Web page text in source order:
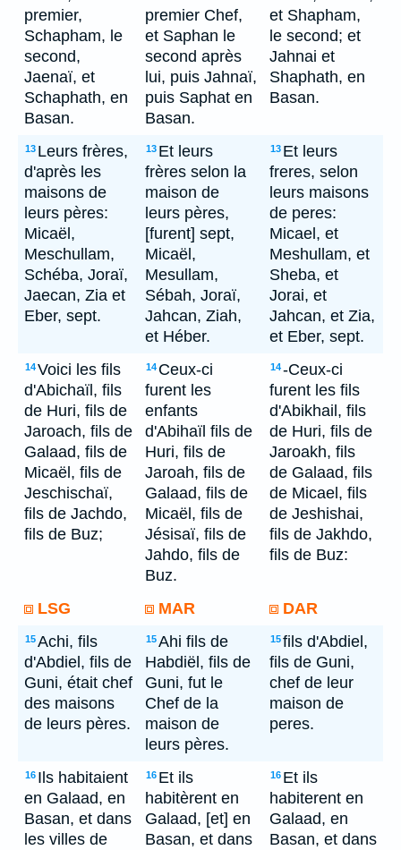
premier,
Schapham, le
second,
Jaenaï, et
Schaphath, en
Basan.
premier Chef,
et Saphan le
second après
lui, puis Jahnaï,
puis Saphat en
Basan.
et Shapham,
le second; et
Jahnai et
Shaphath, en
Basan.
13 Leurs frères,
d'après les
maisons de
leurs pères:
Micaël,
Meschullam,
Schéba, Joraï,
Jaecan, Zia et
Eber, sept.
13 Et leurs
frères selon la
maison de
leurs pères,
[furent] sept,
Micaël,
Mesullam,
Sébah, Joraï,
Jahcan, Ziah,
et Héber.
13 Et leurs
freres, selon
leurs maisons
de peres:
Micael, et
Meshullam, et
Sheba, et
Jorai, et
Jahcan, et Zia,
et Eber, sept.
14Voici les fils
d'Abichaïl, fils
de Huri, fils de
Jaroach, fils de
Galaad, fils de
Micaël, fils de
Jeschischaï,
fils de Jachdo,
fils de Buz;
14 Ceux-ci
furent les
enfants
d'Abihaïl fils de
Huri, fils de
Jaroah, fils de
Galaad, fils de
Micaël, fils de
Jésisaï, fils de
Jahdo, fils de
Buz.
14-Ceux-ci
furent les fils
d'Abikhail, fils
de Huri, fils de
Jaroakh, fils
de Galaad, fils
de Micael, fils
de Jeshishai,
fils de Jakhdo,
fils de Buz:
LSG MAR DAR
15Achi, fils
d'Abdiel, fils de
Guni, était chef
des maisons
de leurs pères.
15Ahi fils de
Habdiël, fils de
Guni, fut le
Chef de la
maison de
leurs pères.
15fils d'Abdiel,
fils de Guni,
chef de leur
maison de
peres.
16 Ils habitaient
en Galaad, en
Basan, et dans
les villes de
16 Et ils
habitèrent en
Galaad, [et] en
Basan, et dans
16 Et ils
habiterent en
Galaad, en
Basan, et dans